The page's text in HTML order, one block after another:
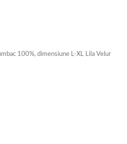
100%, dimensiune L-XL Lila Velur